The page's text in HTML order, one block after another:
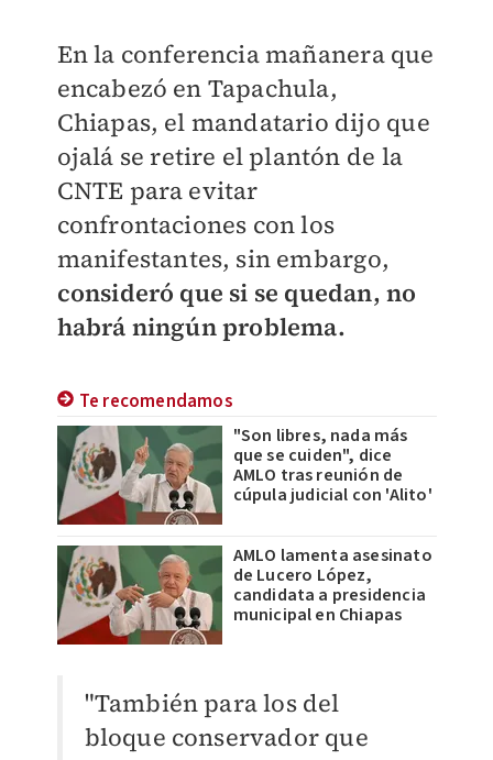
En la conferencia mañanera que
encabezó en Tapachula,
Chiapas, el mandatario dijo que
ojalá se retire el plantón de la
CNTE para evitar
confrontaciones con los
manifestantes, sin embargo,
consideró que si se quedan, no
habrá ningún problema.
Te recomendamos
"Son libres, nada más
que se cuiden", dice
AMLO tras reunión de
cúpula judicial con 'Alito'
AMLO lamenta asesinato
de Lucero López,
candidata a presidencia
municipal en Chiapas
"También para los del
bloque conservador que